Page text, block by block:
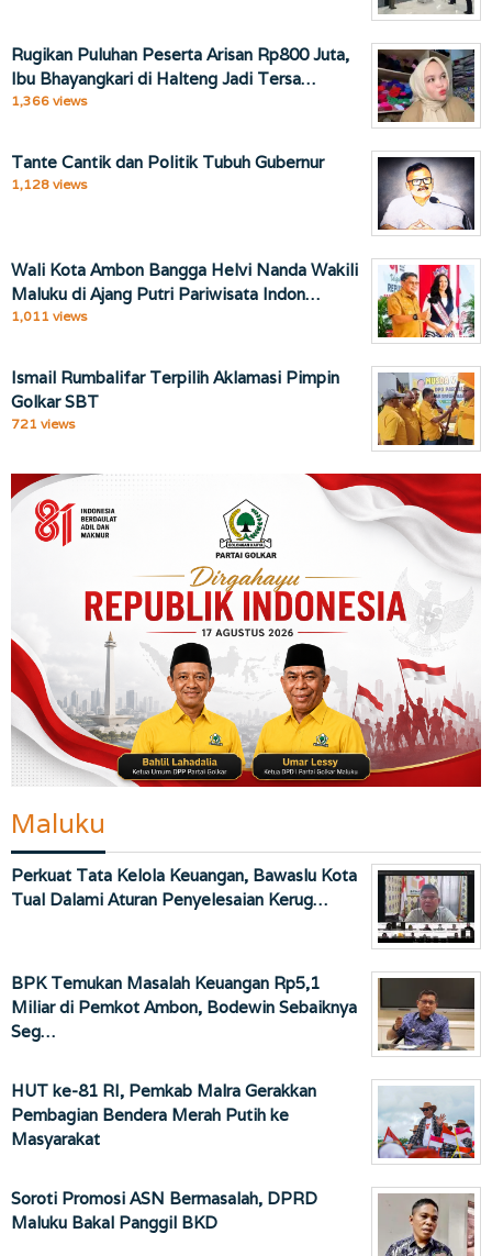
Rugikan Puluhan Peserta Arisan Rp800 Juta,
Ibu Bhayangkari di Halteng Jadi Tersa…
1,366 views
Tante Cantik dan Politik Tubuh Gubernur
1,128 views
Wali Kota Ambon Bangga Helvi Nanda Wakili
Maluku di Ajang Putri Pariwisata Indon…
1,011 views
Ismail Rumbalifar Terpilih Aklamasi Pimpin
Golkar SBT
721 views
Maluku
Perkuat Tata Kelola Keuangan, Bawaslu Kota
Tual Dalami Aturan Penyelesaian Kerug…
BPK Temukan Masalah Keuangan Rp5,1
Miliar di Pemkot Ambon, Bodewin Sebaiknya
Seg…
HUT ke-81 RI, Pemkab Malra Gerakkan
Pembagian Bendera Merah Putih ke
Masyarakat
Soroti Promosi ASN Bermasalah, DPRD
Maluku Bakal Panggil BKD